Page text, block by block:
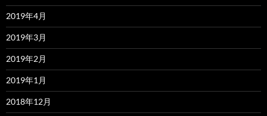
2019年4月
2019年3月
2019年2月
2019年1月
2018年12月